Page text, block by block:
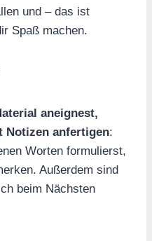
und – das ist
Spaß machen.
aneignest,
Notizen anfertigen:
Worten formulierst,
Außerdem sind
beim Nächsten